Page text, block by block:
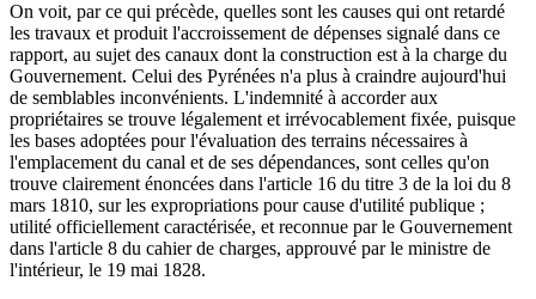
On voit, par ce qui précède, quelles sont les causes qui ont retardé
les travaux et produit l'accroissement de dépenses signalé dans ce
rapport, au sujet des canaux dont la construction est à la charge du
Gouvernement. Celui des Pyrénées n'a plus à craindre aujourd'hui
de semblables inconvénients. L'indemnité à accorder aux
propriétaires se trouve légalement et irrévocablement fixée, puisque
les bases adoptées pour l'évaluation des terrains nécessaires à
l'emplacement du canal et de ses dépendances, sont celles qu'on
trouve clairement énoncées dans l'article 16 du titre 3 de la loi du 8
mars 1810, sur les expropriations pour cause d'utilité publique ;
utilité officiellement caractérisée, et reconnue par le Gouvernement
dans l'article 8 du cahier de charges, approuvé par le ministre de
l'intérieur, le 19 mai 1828.